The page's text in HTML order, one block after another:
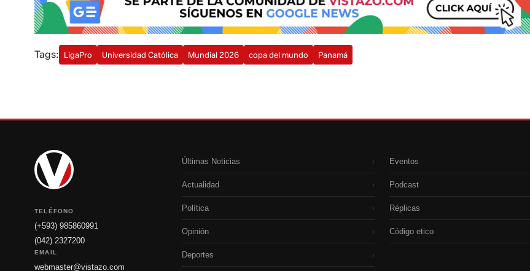
Tags: LigaPro Universidad Católica Mundial 2026 copa del mundo Panamá
TELÉFONO
(+593) 985860991
(042) 2327200
EMAIL
webmaster@vistazo.com
Últimas Noticias ›
Actualidad ›
Política ›
Opinión ›
Deportes ›
Eventos
Podcast
Réplicas
Código etico